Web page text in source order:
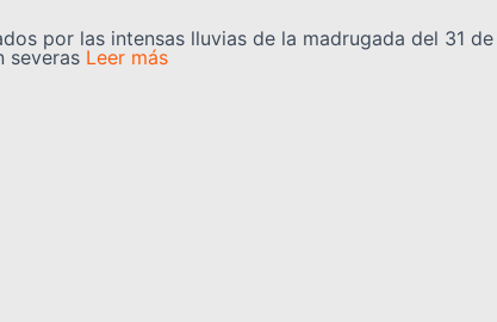
por las intensas lluvias de la madrugada del 31
severas Leer más